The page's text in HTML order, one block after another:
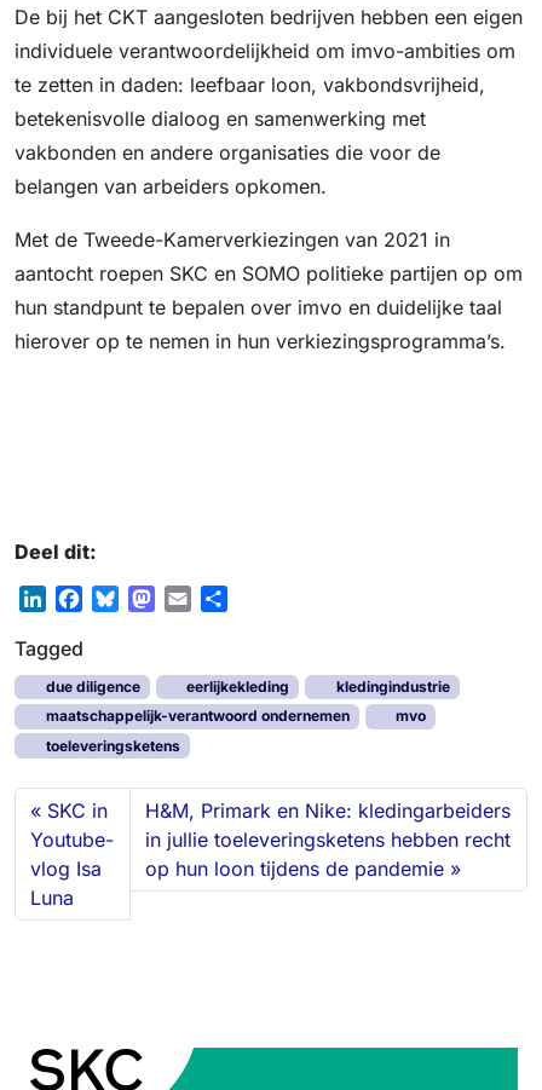
De bij het CKT aangesloten bedrijven hebben een eigen
individuele verantwoordelijkheid om imvo-ambities om
te zetten in daden: leefbaar loon, vakbondsvrijheid,
betekenisvolle dialoog en samenwerking met
vakbonden en andere organisaties die voor de
belangen van arbeiders opkomen.
Met de Tweede-Kamerverkiezingen van 2021 in
aantocht roepen SKC en SOMO politieke partijen op om
hun standpunt te bepalen over imvo en duidelijke taal
hierover op te nemen in hun verkiezingsprogramma’s.
Deel dit:
n
k
e
d
I
n
e
b
o
o
k
e
s
k
y
M
t
o
d
o
n
i
l
r
e
Tagged
due diligence eerlijkekleding
kledingindustrie
maatschappelijk-verantwoord ondernemen
mvo
toeleveringsketens
SKC in
Youtube-
vlog Isa
Luna
H&M, Primark en Nike: kledingarbeiders
in jullie toeleveringsketens hebben recht
op hun loon tijdens de pandemie